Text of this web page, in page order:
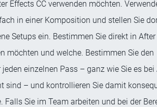
Effects CC verwenden möchten.
in einer Komposition und stellen Sie
Setups ein. Bestimmen Sie direkt in After
möchten und welche. Bestimmen Sie den
einzelnen Pass – ganz wie Sie es bei
sind – und kontrollieren Sie damit
Falls Sie im Team arbeiten und bei der